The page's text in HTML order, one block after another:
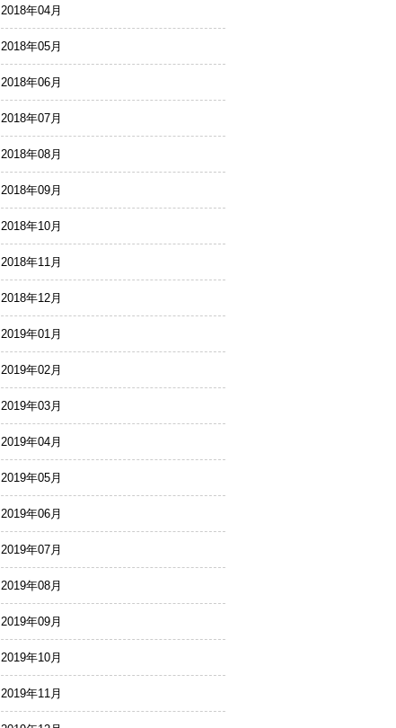
2018年04月
2018年05月
2018年06月
2018年07月
2018年08月
2018年09月
2018年10月
2018年11月
2018年12月
2019年01月
2019年02月
2019年03月
2019年04月
2019年05月
2019年06月
2019年07月
2019年08月
2019年09月
2019年10月
2019年11月